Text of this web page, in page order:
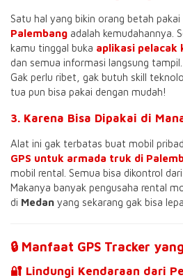
Satu hal yang bikin orang betah pakai
Palembang adalah kemudahannya.
kamu tinggal buka aplikasi pelacak
dan semua informasi langsung tampil.
Gak perlu ribet, gak butuh skill
tua pun bisa pakai dengan mudah!
3. Karena Bisa Dipakai di
Alat ini gak terbatas buat mobil
GPS untuk armada truk di
mobil rental. Semua bisa dikontrol
Makanya banyak pengusaha rental
di Medan yang sekarang gak bisa
🔒 Manfaat GPS Tracker
🔐 Lindungi Kendaraan dari